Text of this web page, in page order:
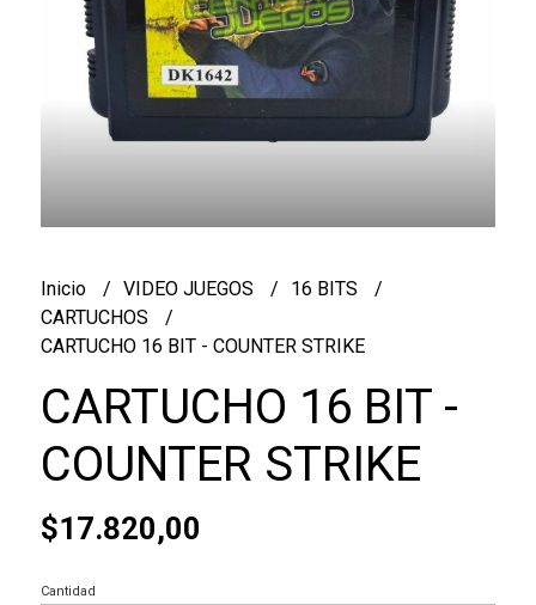
Inicio VIDEO JUEGOS
16 BITS
CARTUCHOS
CARTUCHO 16 BIT - COUNTER STRIKE
CARTUCHO 16 BIT -
COUNTER STRIKE
$17.820,00
Cantidad